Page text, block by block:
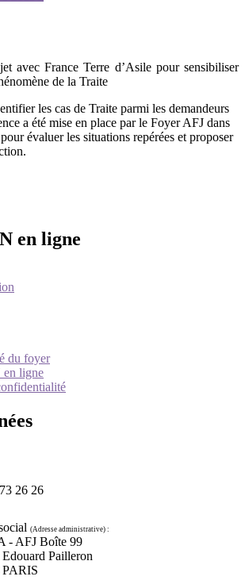
avec France Terre d’Asile pour sensibiliser
de la Traite
les cas de Traite parmi les demandeurs
a été mise en place par le Foyer AFJ dans
évaluer les situations repérées et proposer
en ligne
du foyer
ligne
26 26
(Adresse administrative) :
- AFJ Boîte 99
Pailleron
PARIS